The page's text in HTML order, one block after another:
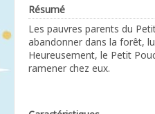
Résumé
Les pauvres parents du
abandonner dans la forêt,
Heureusement, le Petit
ramener chez eux.